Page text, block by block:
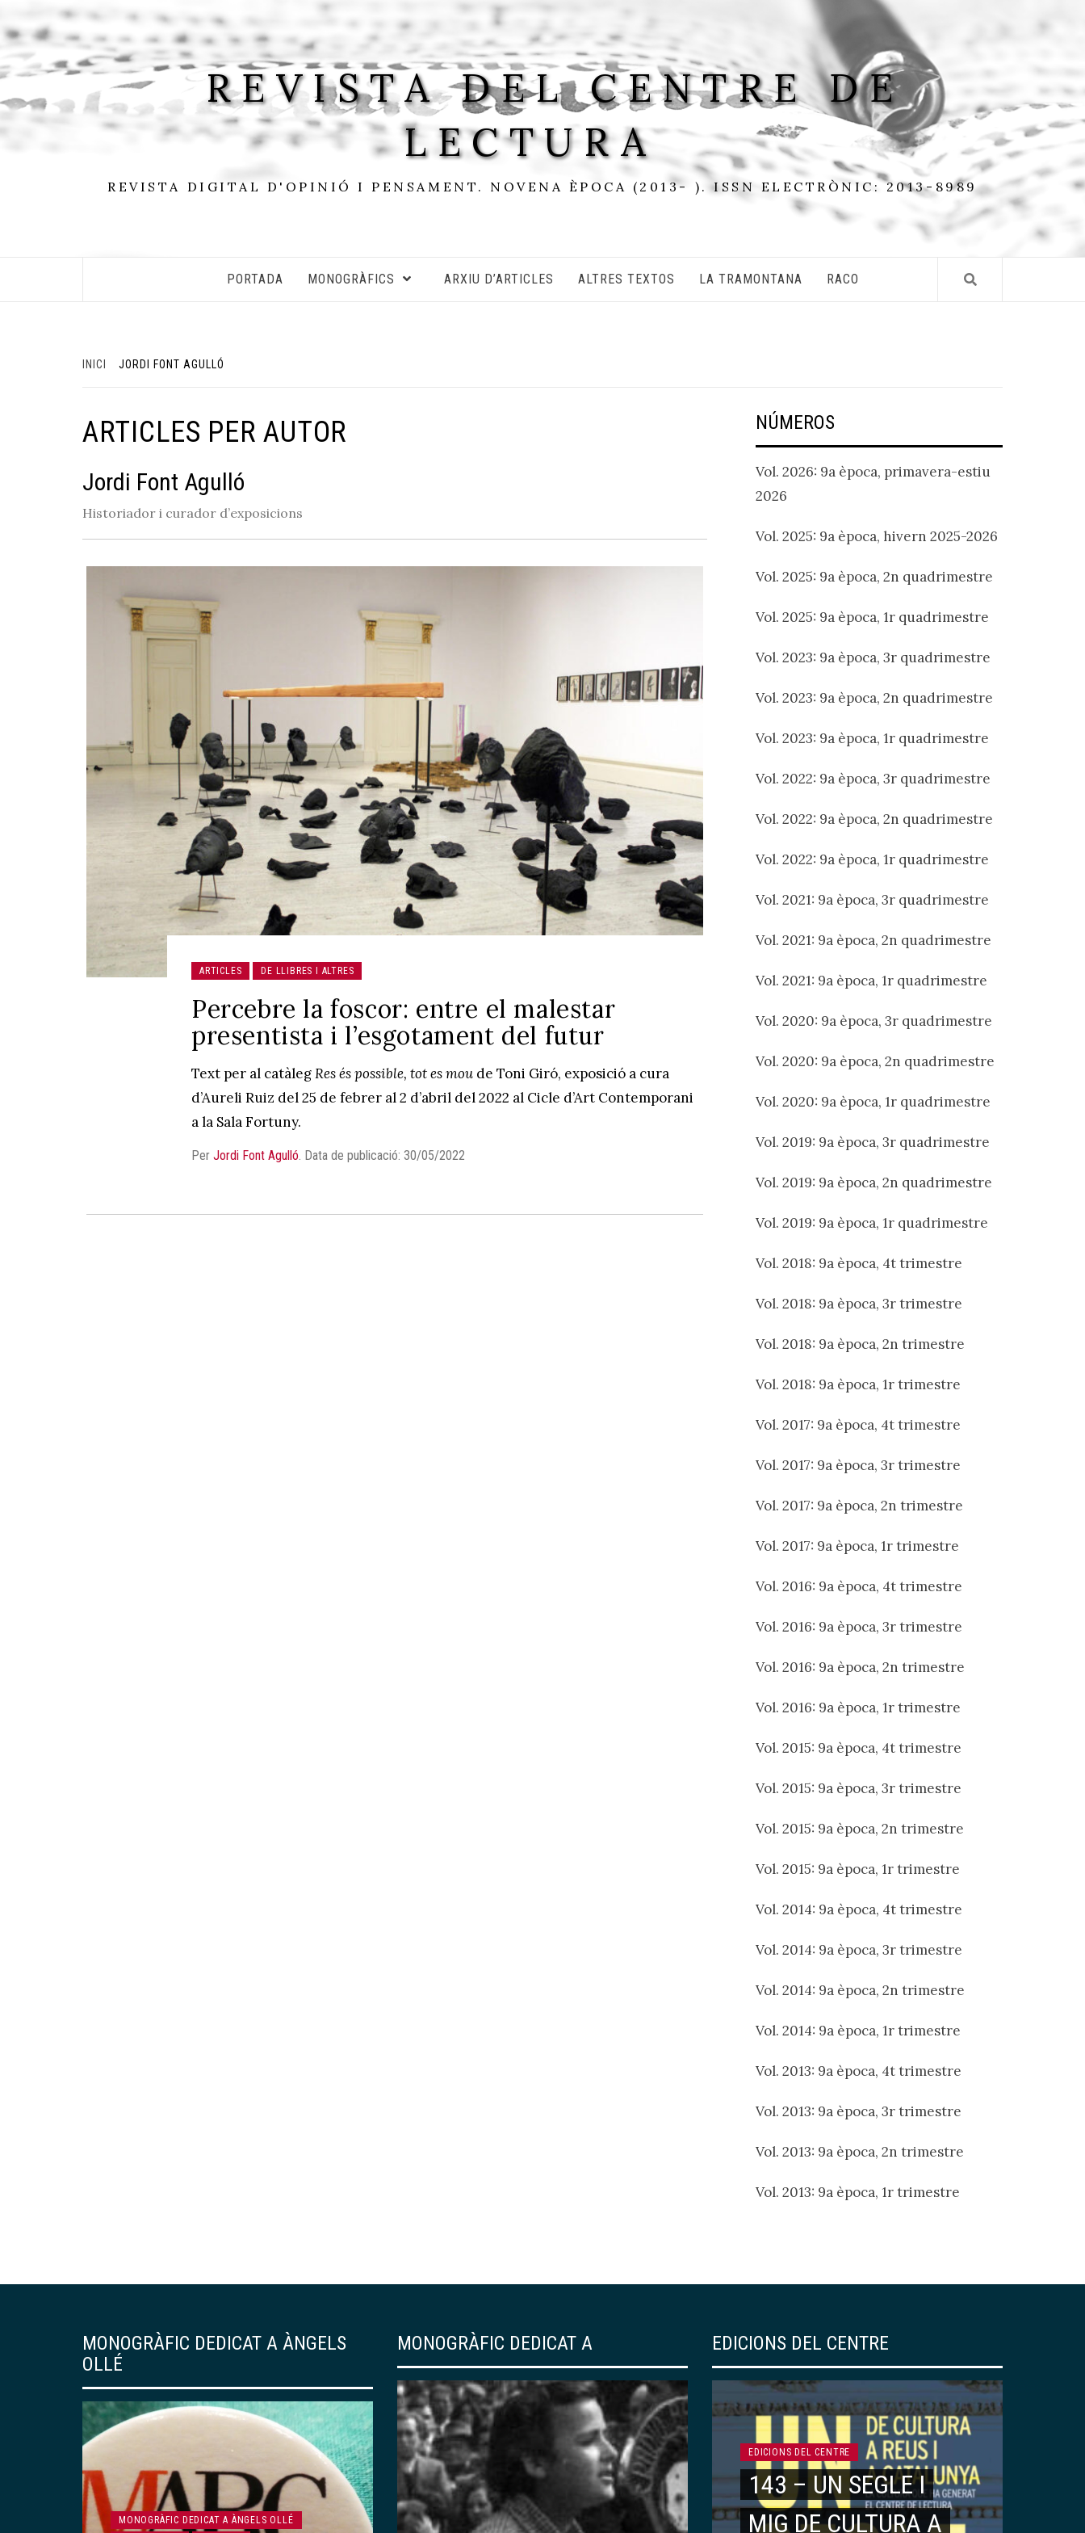
to
content
REVISTA DEL CENTRE DE
LECTURA
REVISTA DIGITAL D'OPINIÓ I PENSAMENT. NOVENA ÈPOCA (2013- ). ISSN ELECTRÒNIC: 2013-8989
PORTADA MONOGRÀFICS ARXIU D’ARTICLES ALTRES TEXTOS LA TRAMONTANA RACO
INICI JORDI FONT AGULLÓ
ARTICLES PER AUTOR
Jordi Font Agulló
Historiador i curador d’exposicions
ARTICLES DE LLIBRES I ALTRES
Percebre la foscor: entre el malestar
presentista i l’esgotament del futur
Text per al catàlegRes és possible, tot es mou de Toni Giró, exposició a cura
d’Aureli Ruiz del 25 de febrer al 2 d’abril del 2022 al Cicle d’Art Contemporani
a la Sala Fortuny.
Per Jordi Font Agulló. Data de publicació: 30/05/2022
NÚMEROS
Vol. 2026: 9a època, primavera-estiu
2026
Vol. 2025: 9a època, hivern 2025-2026
Vol. 2025: 9a època, 2n quadrimestre
Vol. 2025: 9a època, 1r quadrimestre
Vol. 2023: 9a època, 3r quadrimestre
Vol. 2023: 9a època, 2n quadrimestre
Vol. 2023: 9a època, 1r quadrimestre
Vol. 2022: 9a època, 3r quadrimestre
Vol. 2022: 9a època, 2n quadrimestre
Vol. 2022: 9a època, 1r quadrimestre
Vol. 2021: 9a època, 3r quadrimestre
Vol. 2021: 9a època, 2n quadrimestre
Vol. 2021: 9a època, 1r quadrimestre
Vol. 2020: 9a època, 3r quadrimestre
Vol. 2020: 9a època, 2n quadrimestre
Vol. 2020: 9a època, 1r quadrimestre
Vol. 2019: 9a època, 3r quadrimestre
Vol. 2019: 9a època, 2n quadrimestre
Vol. 2019: 9a època, 1r quadrimestre
Vol. 2018: 9a època, 4t trimestre
Vol. 2018: 9a època, 3r trimestre
Vol. 2018: 9a època, 2n trimestre
Vol. 2018: 9a època, 1r trimestre
Vol. 2017: 9a època, 4t trimestre
Vol. 2017: 9a època, 3r trimestre
Vol. 2017: 9a època, 2n trimestre
Vol. 2017: 9a època, 1r trimestre
Vol. 2016: 9a època, 4t trimestre
Vol. 2016: 9a època, 3r trimestre
Vol. 2016: 9a època, 2n trimestre
Vol. 2016: 9a època, 1r trimestre
Vol. 2015: 9a època, 4t trimestre
Vol. 2015: 9a època, 3r trimestre
Vol. 2015: 9a època, 2n trimestre
Vol. 2015: 9a època, 1r trimestre
Vol. 2014: 9a època, 4t trimestre
Vol. 2014: 9a època, 3r trimestre
Vol. 2014: 9a època, 2n trimestre
Vol. 2014: 9a època, 1r trimestre
Vol. 2013: 9a època, 4t trimestre
Vol. 2013: 9a època, 3r trimestre
Vol. 2013: 9a època, 2n trimestre
Vol. 2013: 9a època, 1r trimestre
MONOGRÀFIC DEDICAT A ÀNGELS
OLLÉ
MONOGRÀFIC DEDICAT A ÀNGELS OLLÉ
MONOGRÀFIC DEDICAT A EDICIONS DEL CENTRE
139 – «RESSÒ DE
JAPONISME». UN
RECORREGUT PER LA
COL·LECCIÓ DE
EDICIONS DEL CENTRE
143 – UN SEGLE I
MIG DE CULTURA A